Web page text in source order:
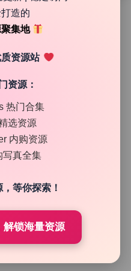
水印资源打包下载
造的
集地
资源站
资源：
热门合集
选资源
内购资源
写真全集
等你探索！
解锁海量资源